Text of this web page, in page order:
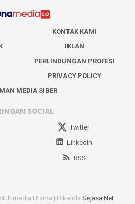
KONTAK KAMI
IKLAN
PERLINDUNGAN PROFESI
PRIVACY POLICY
MEDIA SIBER
SOCIAL
Twitter
Linkedin
RSS
Utama | Dikelola Sejasa Net